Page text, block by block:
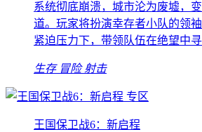
系统彻底崩溃，城市沦为废墟，
道。玩家将扮演幸存者小队的领
紧迫压力下，带领队伍在绝望中寻
生存 冒险 射击
专区
王国保卫战6：新启程